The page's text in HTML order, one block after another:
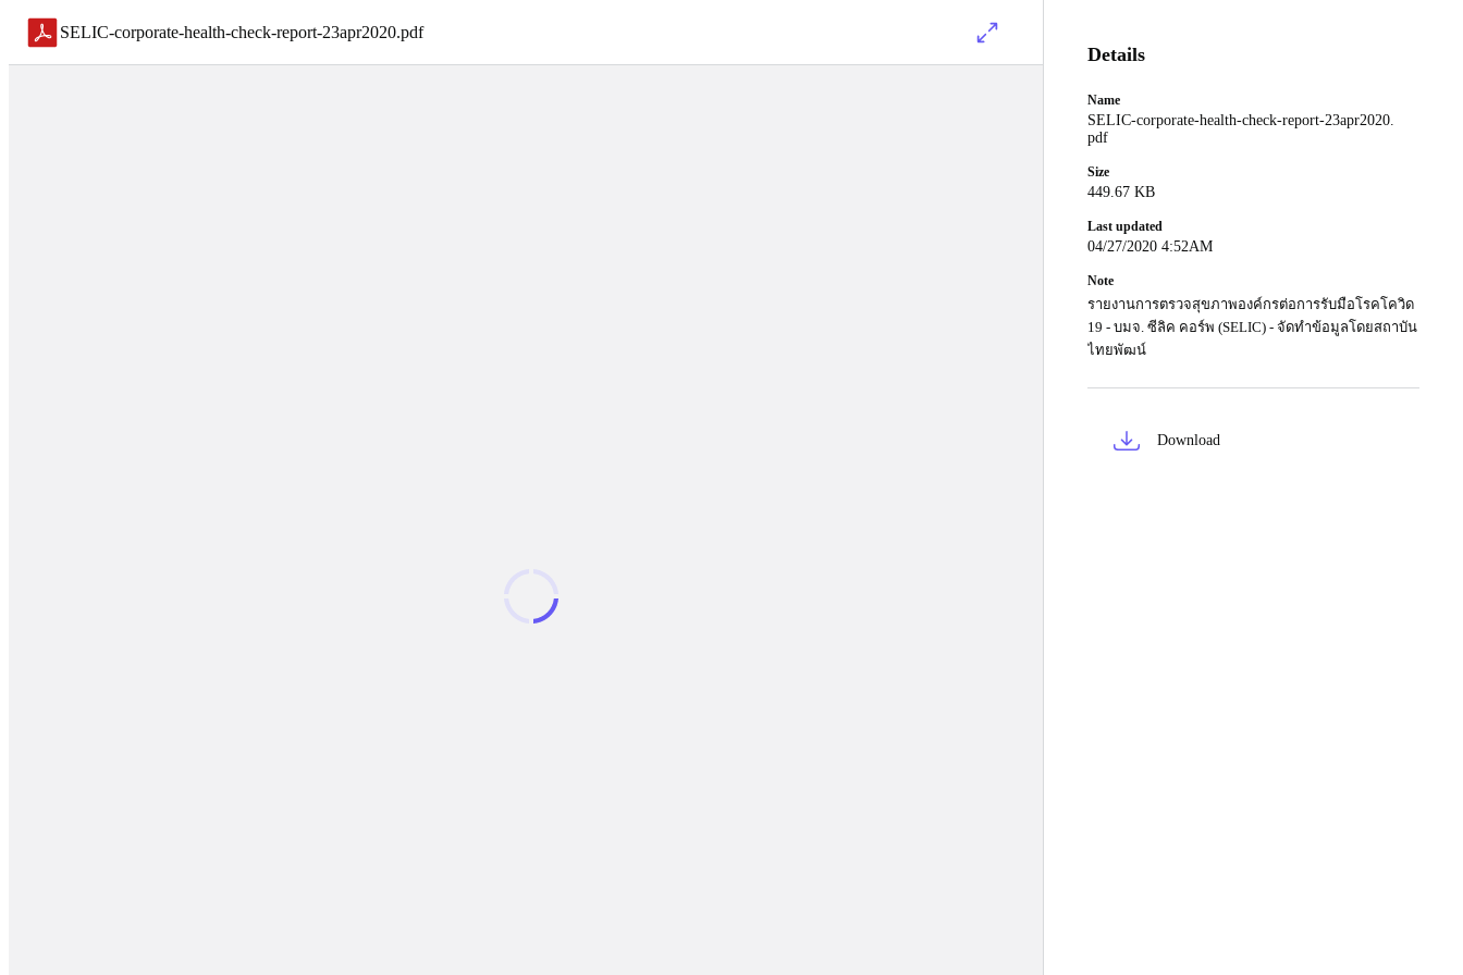
SELIC-corporate-health-check-report-23apr2020.pdf
Details
Name
SELIC-corporate-health-check-report-23apr2020.
pdf
Size
449.67 KB
Last updated
04/27/2020 4:52AM
Note
รายงานการตรวจสุขภาพองค์กรต่อการรับมือโรคโควิด
19 - บมจ. ซีลิค คอร์พ (SELIC) - จัดทำข้อมูลโดยสถาบัน
ไทยพัฒน์
Download